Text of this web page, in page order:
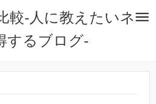
較-人に教えたいネ
するブログ-